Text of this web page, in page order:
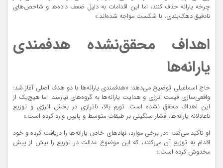
چرخه یارانه حذف کنند، اما این اقدامات به دلیل ضعف داده‌ها و شاخص‌های
نادقیق دهک‌بندی، با شکست مواجه شده‌اند.»
اهداف محقق‌نشده هدفمندی
یارانه‌ها
حاج اسماعیلی توضیح می‌دهد: «هدفمندی یارانه‌ها با دو هدف اصلی آغاز شد:
واقعی‌سازی قیمت انرژی و هدایت یارانه‌ها به گروه‌های نیازمند. اما هیچ‌یک از
این اهداف محقق نشده است. تورم بالا، ناترازی در بخش انرژی و توزیع
ناعادلانه یارانه‌ها، فشار سنگینی بر طبقات متوسط و پایین وارد کرده است.»
او تأکید می‌کند: «در برخی موارد، نهادهای خاص یارانه‌ها را دریافت کرده و خود
اقدام به توزیع آن می‌کنند، که این موضوع عدالت در توزیع را بیش از پیش
مخدوش کرده است.»